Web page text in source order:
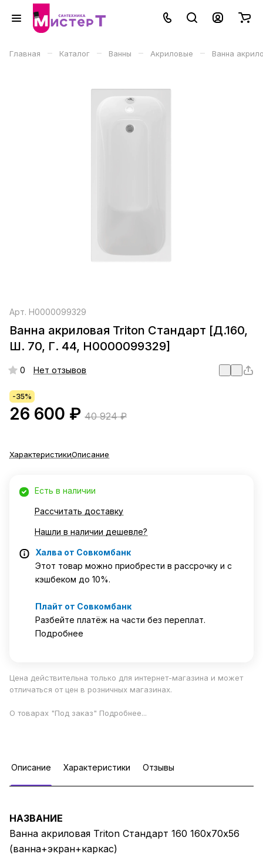
Главная – Каталог – Ванны – Акриловые – Ванна
Арт. Н0000099329
Ванна акриловая Triton Стандарт [Д.160,
Ш. 70, Г. 44, Н0000099329]
0 Нет отзывов
-35%
26 600 ₽ 40 924 ₽
ХарактеристикиОписание
Есть в наличии
Рассчитать доставку
Нашли в наличии дешевле?
Халва от Совкомбанк
Этот товар можно приобрести в рассрочку и с
кэшбеком до 10%.
Плайт от Совкомбанк
Разбейте платёж на части без переплат.
Подробнее
Цена действительна только для интернет-магазина и может
отличаться от цен в розничных магазинах.
О товарах "Под заказ" Подробнее...
Описание Характеристики Отзывы
НАЗВАНИЕ
Ванна акриловая Triton Стандарт 160 160х70х56
(ванна+экран+каркас)